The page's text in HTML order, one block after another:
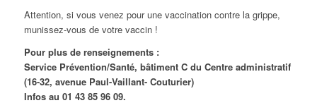
Attention, si vous venez pour une vaccination contre la grippe,
munissez-vous de votre vaccin !
Pour plus de renseignements :
Service Prévention/Santé, bâtiment C du Centre administratif
(16-32, avenue Paul-Vaillant- Couturier)
Infos au 01 43 85 96 09.